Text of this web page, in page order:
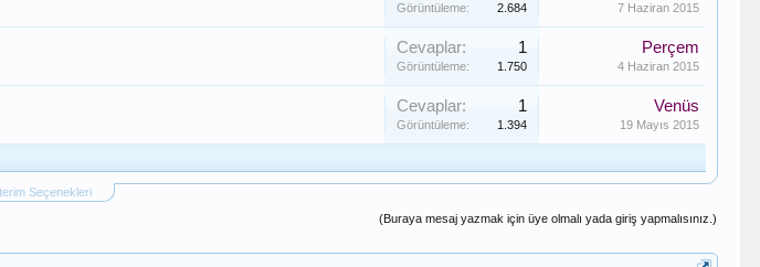
Görüntüleme: 2.684 7 Haziran 2015
Cevaplar: 1
Görüntüleme: 1.750
Perçem
4 Haziran 2015
Cevaplar: 1
Görüntüleme: 1.394
Venüs
19 Mayıs 2015
Seçenekleri
(Buraya mesaj yazmak için üye olmalı yada giriş yapmalısınız.)